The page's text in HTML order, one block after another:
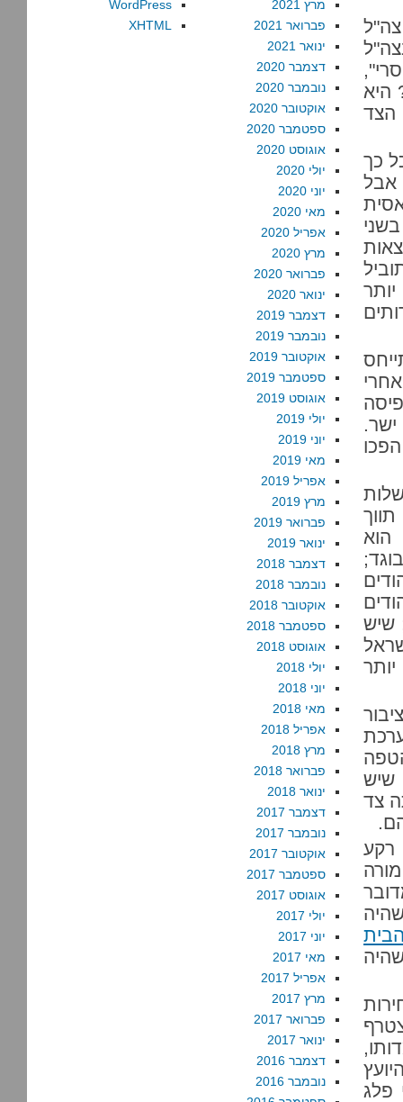
היא
הצד
כך
אבל
– אחרי
הוא
שיש
צד
רקע
פלג
מרץ 2021
פברואר 2021
ינואר 2021
דצמבר 2020
נובמבר 2020
אוקטובר 2020
ספטמבר 2020
אוגוסט 2020
יולי 2020
יוני 2020
מאי 2020
אפריל 2020
מרץ 2020
פברואר 2020
ינואר 2020
דצמבר 2019
נובמבר 2019
אוקטובר 2019
ספטמבר 2019
אוגוסט 2019
יולי 2019
יוני 2019
מאי 2019
אפריל 2019
מרץ 2019
פברואר 2019
ינואר 2019
דצמבר 2018
נובמבר 2018
אוקטובר 2018
ספטמבר 2018
אוגוסט 2018
יולי 2018
יוני 2018
מאי 2018
אפריל 2018
מרץ 2018
פברואר 2018
ינואר 2018
דצמבר 2017
נובמבר 2017
אוקטובר 2017
ספטמבר 2017
אוגוסט 2017
יולי 2017
יוני 2017
מאי 2017
אפריל 2017
מרץ 2017
פברואר 2017
ינואר 2017
דצמבר 2016
נובמבר 2016
WordPress
XHTML